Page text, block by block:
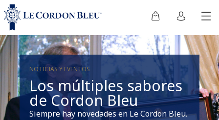
NOTICIAS Y EVENTOS
Los múltiples sabores
de Cordon Bleu
Siempre hay novedades en Le Cordon Bleu.